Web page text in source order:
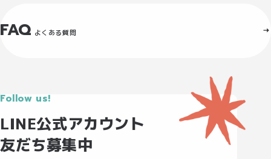
FAQ よくある質問
Follow us!
LINE公式アカウント
友だち募集中